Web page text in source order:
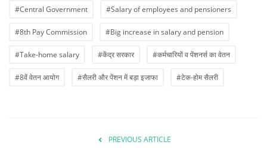
#Central Government #Salary of employees and pensioners
#8th Pay Commission #Big increase in salary and pension
#Take-home salary #केंद्र सरकार #कर्मचारियों व पेंशनर्स का वेतन
#8वें वेतन आयोग #सैलरी और पेंशन में बड़ा इजाफा #टेक-होम सैलरी
PREVIOUS ARTICLE